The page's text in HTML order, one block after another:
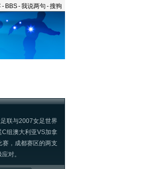
- BBS-我说两句 -搜狗
联与2007女足世界
组澳大利亚VS加拿
赛，成都赛区的两支
对。